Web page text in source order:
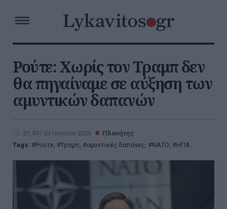
Ρούτε: Χωρίς τον Τραμπ δεν
θα πηγαίναμε σε αύξηση των
αμυντικών δαπανών
21:50 | 24 Ιουνίου 2025
Πλανήτης
Tags:
Ρούτε, Τραμπ, αμυντικές δαπάνες, ΝΑΤΟ, ΗΠΑ